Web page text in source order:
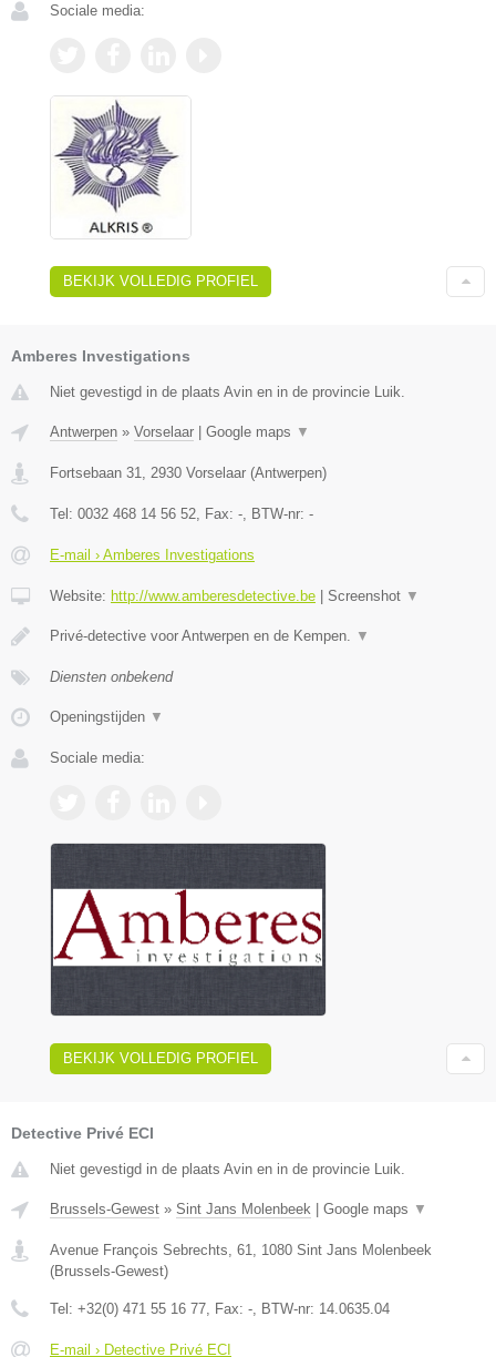
Sociale media:
BEKIJK VOLLEDIG PROFIEL
Amberes Investigations
Niet gevestigd in de plaats Avin en in de provincie Luik.
Antwerpen » Vorselaar Google maps ▼
Fortsebaan 31 2930 Vorselaar (Antwerpen)
Tel: 0032 468 14 56 52 , Fax: - , BTW-nr: -
E-mail › Amberes Investigations
Website: http://www.amberesdetective.be Screenshot ▼
Privé-detective voor Antwerpen en de Kempen. ▼
Diensten onbekend
Openingstijden ▼
Sociale media:
BEKIJK VOLLEDIG PROFIEL
Detective Privé ECI
Niet gevestigd in de plaats Avin en in de provincie Luik.
Brussels-Gewest » Sint Jans Molenbeek | Google maps ▼
Avenue François Sebrechts, 61 1080 Sint Jans Molenbeek
(Brussels-Gewest)
Tel: +32(0) 471 55 16 77 , Fax: - , BTW-nr: 14.0635.04
E-mail › Detective Privé ECI